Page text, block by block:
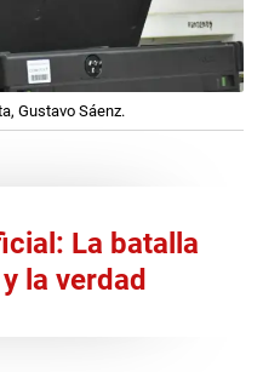
Gustavo Sáenz.
La batalla
la verdad